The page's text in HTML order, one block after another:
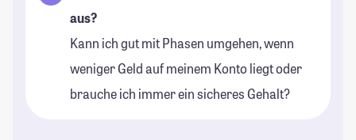
aus?
Kann ich gut mit Phasen umgehen, wenn
weniger Geld auf meinem Konto liegt oder
brauche ich immer ein sicheres Gehalt?